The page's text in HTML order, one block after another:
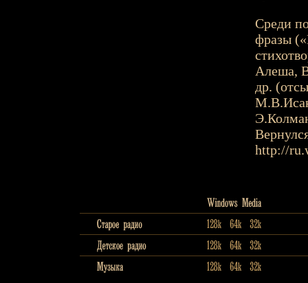
Среди
фразы
Алеша,
др.
http://